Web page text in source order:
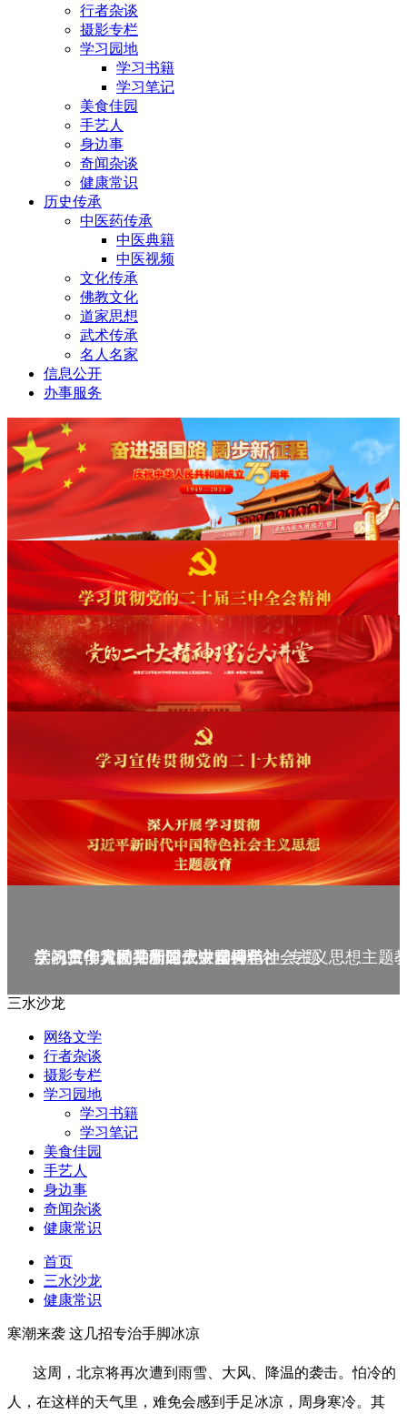
行者杂谈
摄影专栏
学习园地
学习书籍
学习笔记
美食佳园
手艺人
身边事
奇闻杂谈
健康常识
历史传承
中医药传承
中医典籍
中医视频
文化传承
佛教文化
道家思想
武术传承
名人名家
信息公开
办事服务
庆祝中华人民共和国成立75周年
学习贯彻党的二十届三中全会精神_专题
党的二十大精神理论大讲堂--理论
学习宣传贯彻党的二十大精神
学习贯彻习近平新时代中国特色社会主义思想主题
三水沙龙
网络文学
行者杂谈
摄影专栏
学习园地
学习书籍
学习笔记
美食佳园
手艺人
身边事
奇闻杂谈
健康常识
首页
三水沙龙
健康常识
寒潮来袭 这几招专治手脚冰凉
这周，北京将再次遭到雨雪、大风、降温的袭击。怕冷的
人，在这样的天气里，难免会感到手足冰凉，周身寒冷。其